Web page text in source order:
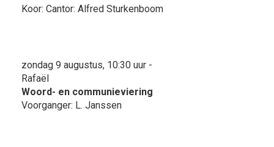
Koor: Cantor: Alfred Sturkenboom
zondag 9 augustus, 10:30 uur -
Rafaël
Woord- en communieviering
Voorganger: L. Janssen